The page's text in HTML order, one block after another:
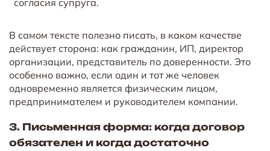
В самом тексте полезно писать, в каком качестве
действует сторона: как гражданин, ИП, директор
организации, представитель по доверенности. Это
особенно важно, если один и тот же человек
одновременно является физическим лицом,
предпринимателем и руководителем компании.
3. Письменная форма: когда договор
обязателен и когда достаточно